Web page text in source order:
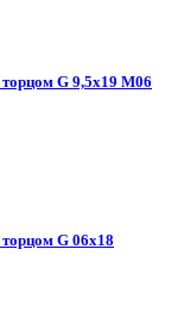
торцом G 9,5х19 M06
торцом G 06х18